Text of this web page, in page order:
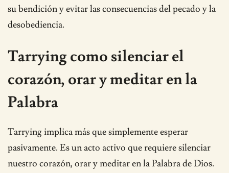
su bendición y evitar las consecuencias del pecado y la
desobediencia.
Tarrying como silenciar el
corazón, orar y meditar en la
Palabra
Tarrying implica más que simplemente esperar
pasivamente. Es un acto activo que requiere silenciar
nuestro corazón, orar y meditar en la Palabra de Dios.